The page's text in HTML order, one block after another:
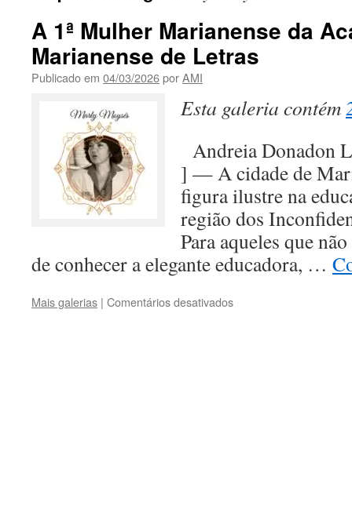
A 1ª Mulher Marianense da
Marianense de Letras
Publicado em 04/03/2026porAMI
Esta galeria contém
Andreia Donadon
] — A cidade de
figura ilustre na
região dos
Para aqueles que
de conhecer a elegante educadora, …
Mais galerias | Comentários desativadosem